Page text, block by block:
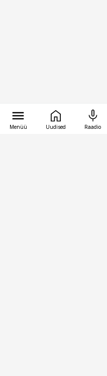
Menüü Uudised Raadio